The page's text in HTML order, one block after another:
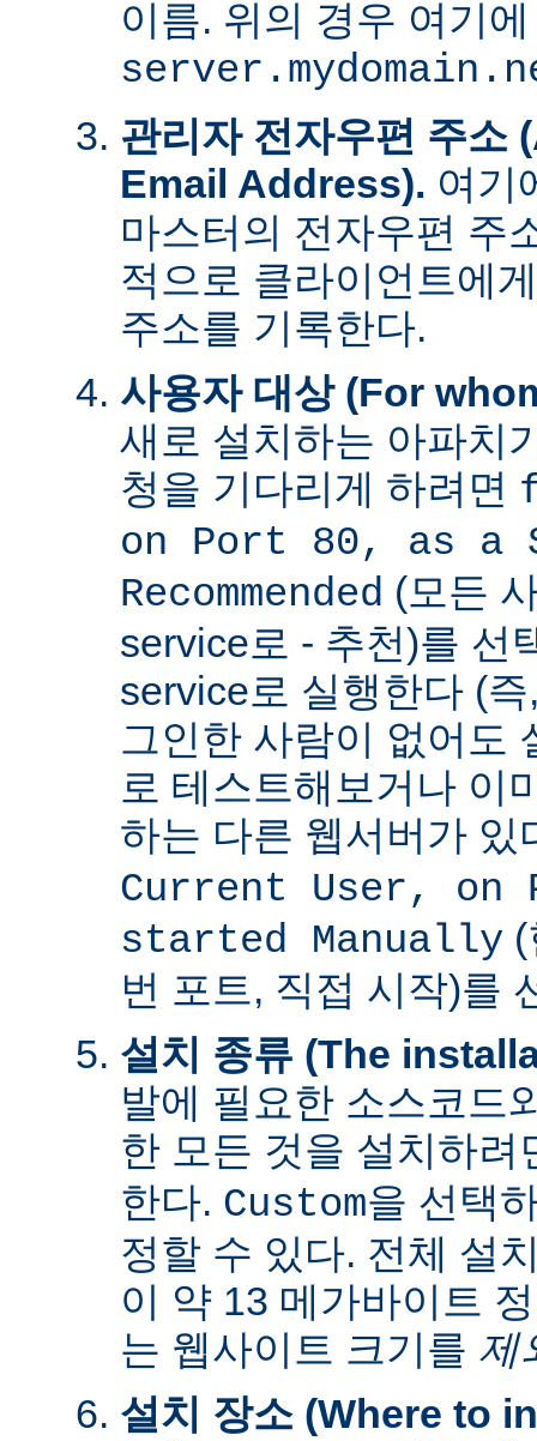
이름. 위의 경우 여기에
관리자 전자우편 주
Email Address). 여기
마스터의 전자우편 주
적으로 클라이언트에
주소를 기록한다.
사용자 대상 (For
새로 설치하는 아파치
청을 기다리게 하려면
on Port 80, as a
Recommended (모든
service로 - 추천)를 선
service로 실행한다 (
그인한 사람이 없어도
로 테스트해보거나 이
하는 다른 웹서버가
Current User, on
started Manually
번 포트, 직접 시작)를
설치 종류 (The
발에 필요한 소스코드
한 모든 것을 설치하
한다. Custom을 선택
정할 수 있다. 전체 설
이 약 13 메가바이트
는 웹사이트 크기를 제
설치 장소 (Where to